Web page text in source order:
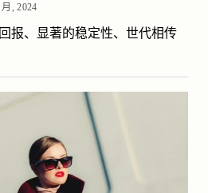
, 2024
报、显著的稳定性、世代相传